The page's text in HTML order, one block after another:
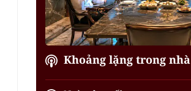
Khoảng lặng trong nhà